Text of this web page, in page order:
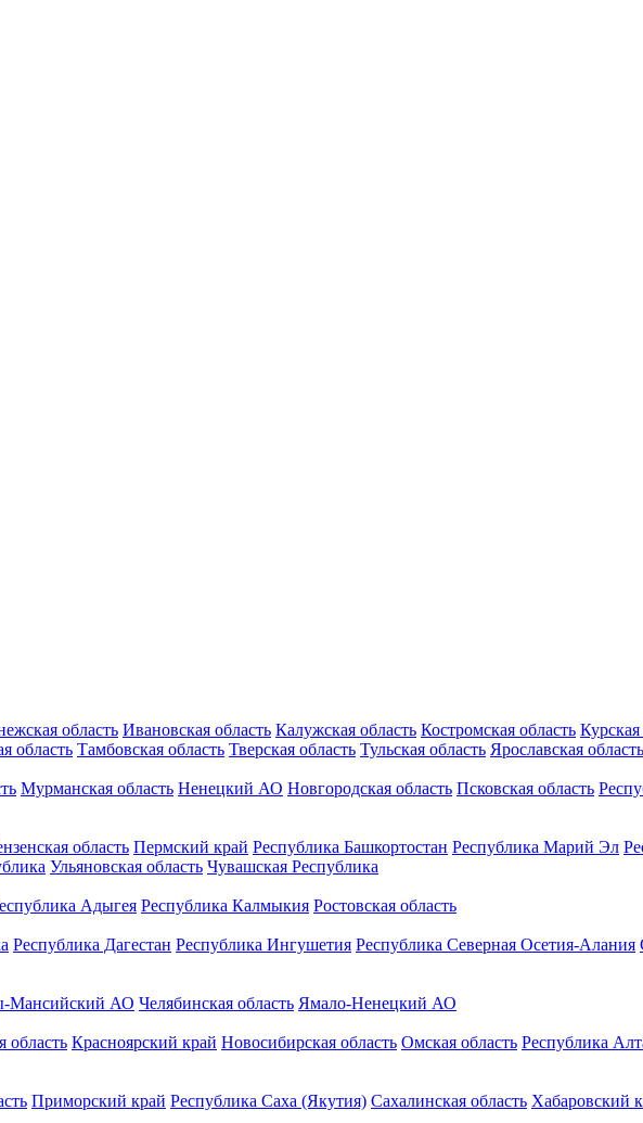
область Ивановская область Калужская область Костромская область Курская
область Тамбовская область Тверская область Тульская область Ярославская область
Мурманская область Ненецкий АО Новгородская область Псковская область
область Пермский край Республика Башкортостан Республика Марий Эл
Ульяновская область Чувашская Республика
Адыгея Республика Калмыкия Ростовская область
Республика Дагестан Республика Ингушетия Республика Северная Осетия-Алания
Мансийский АО Челябинская область Ямало-Ненецкий АО
область Красноярский край Новосибирская область Омская область Республика
Приморский край Республика Саха (Якутия) Сахалинская область Хабаровский